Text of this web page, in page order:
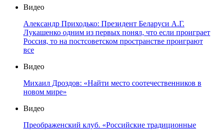
Видео
Александр Приходько: Президент Беларуси А.Г.
Лукашенко одним из первых понял, что если проиграет
Россия, то на постсоветском пространстве проиграют
все
Видео
Михаил Дроздов: «Найти место соотечественников в
новом мире»
Видео
Преображенский клуб. «Российские традиционные